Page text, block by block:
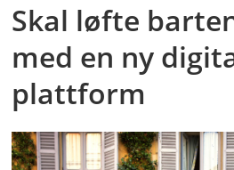
Skal løfte
med en ny
plattform